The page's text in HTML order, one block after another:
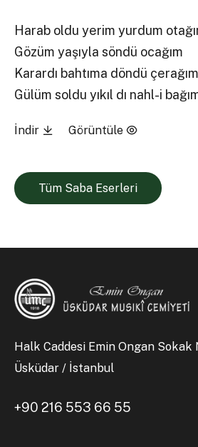
Harab oldu yerim yurdum
Gözüm yaşıyla söndü ocağım
Karardı bahtıma döndü çerağım
Gülüm soldu yıkıl dı nahl-i
İndir Görüntüle
Tüm Saba Eserleri
Halk Caddesi Emin Ongan Sokak
Üsküdar / İstanbul
+90 216 553 66 55